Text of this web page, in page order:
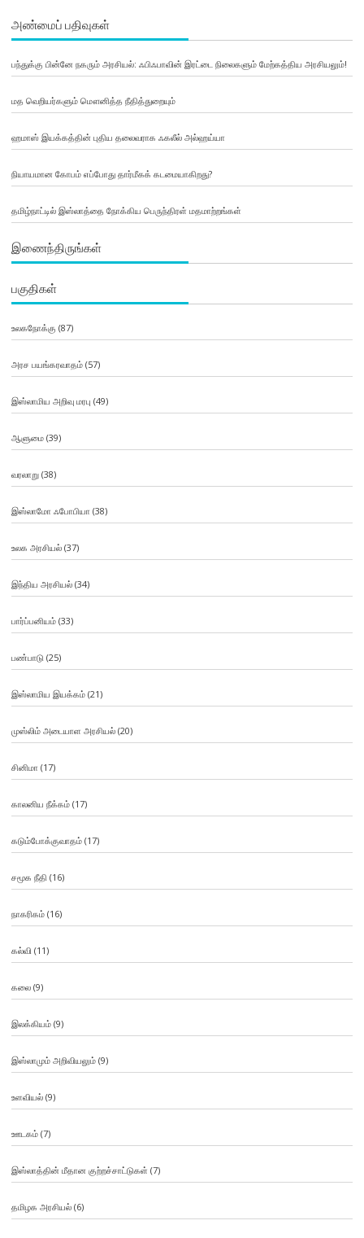
அண்மைப் பதிவுகள்
பந்துக்கு பின்னே நகரும் அரசியல்: ஃபிஃபாவின் இரட்டை நிலைகளும் மேற்கத்திய அரசியலும்!
மத வெறியர்களும் மௌனித்த நீதித்துறையும்
ஹமாஸ் இயக்கத்தின் புதிய தலைவராக ஃகலீல் அல்ஹய்யா
நியாயமான கோபம் எப்போது தார்மீகக் கடமையாகிறது?
தமிழ்நாட்டில் இஸ்லாத்தை நோக்கிய பெருந்திரள் மதமாற்றங்கள்
இணைந்திருங்கள்
பகுதிகள்
உலகநோக்கு (87)
அரச பயங்கரவாதம்(57)
இஸ்லாமிய அறிவு மரபு (49)
ஆளுமை(39)
வரலாறு(38)
இஸ்லாமோ ஃபோபியா (38)
உலக அரசியல்(37)
இந்திய அரசியல்(34)
பார்ப்பனியம்(33)
பண்பாடு(25)
இஸ்லாமிய இயக்கம்(21)
முஸ்லிம் அடையாள அரசியல்(20)
சினிமா (17)
காலனிய நீக்கம்(17)
கடும்போக்குவாதம்(17)
சமூக நீதி (16)
நாகரிகம்(16)
கல்வி (11)
கலை(9)
இலக்கியம்(9)
இஸ்லாமும் அறிவியலும்(9)
உளவியல்(9)
ஊடகம்(7)
இஸ்லாத்தின் மீதான குற்றச்சாட்டுகள் (7)
தமிழக அரசியல்(6)